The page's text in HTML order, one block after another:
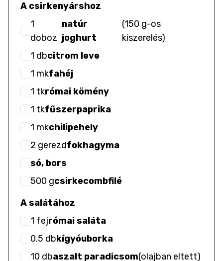
A csirkenyárshoz
1
doboz
natúr
joghurt
(150 g-os
kiszerelés)
1 dbcitrom leve
1 mkfahéj
1 tkrómai kömény
1 tkfűszerpaprika
1 mkchilipehely
2 gerezdfokhagyma
só, bors
500 gcsirkecombfilé
A salátához
1 fejrómai saláta
0.5 dbkígyóuborka
10 dbaszalt paradicsom(olajban eltett)